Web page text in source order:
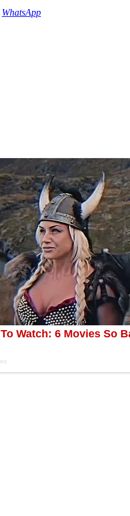
WhatsApp